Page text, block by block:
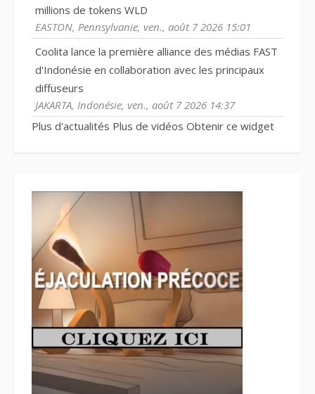
millions de tokens WLD
EASTON, Pennsylvanie, ven., août 7 2026 15:01
Coolita lance la première alliance des médias FAST
d'Indonésie en collaboration avec les principaux
diffuseurs
JAKARTA, Indonésie, ven., août 7 2026 14:37
Plus d'actualités Plus de vidéos Obtenir ce widget